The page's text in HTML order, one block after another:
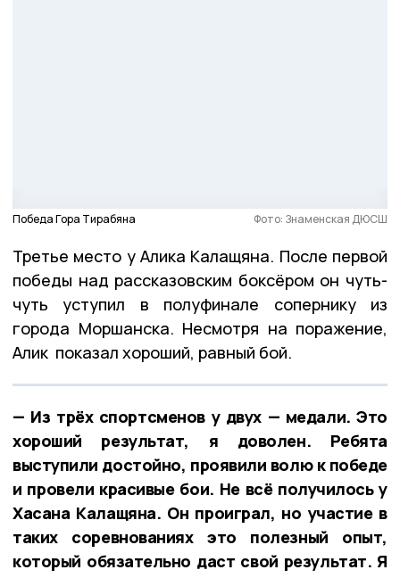
Победа Гора Тирабяна Фото: Знаменская ДЮСШ
Третье место у Алика Калащяна. После первой
победы над рассказовским боксёром он чуть-
чуть уступил в полуфинале сопернику из
города Моршанска. Несмотря на поражение,
Алик показал хороший, равный бой.
— Из трёх спортсменов у двух — медали. Это
хороший результат, я доволен. Ребята
выступили достойно, проявили волю к победе
и провели красивые бои. Не всё получилось у
Хасана Калащяна. Он проиграл, но участие в
таких соревнованиях это полезный опыт,
который обязательно даст свой результат. Я